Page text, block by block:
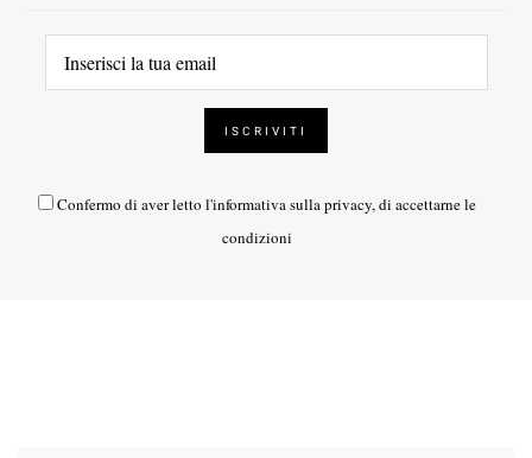
Confermo di aver letto l'informativa sulla privacy, di accettarne le
condizioni